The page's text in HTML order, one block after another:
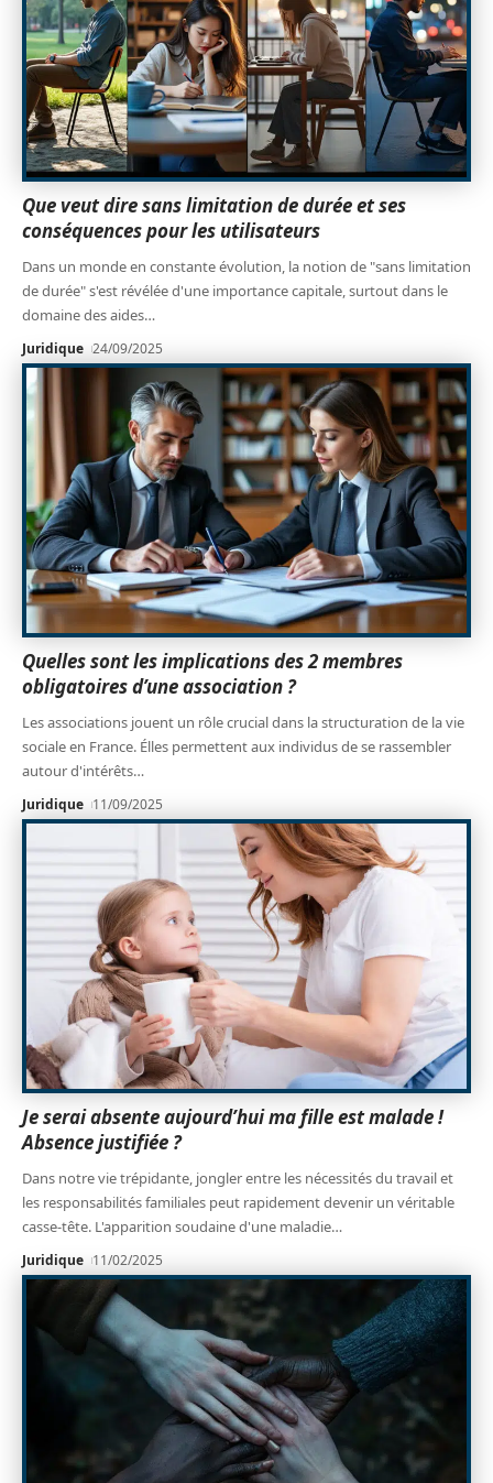
Que veut dire sans limitation de durée et ses
conséquences pour les utilisateurs
Dans un monde en constante évolution, la notion de "sans limitation
de durée" s'est révélée d'une importance capitale, surtout dans le
domaine des aides…
Juridique 24/09/2025
Quelles sont les implications des 2 membres
obligatoires d’une association ?
Les associations jouent un rôle crucial dans la structuration de la vie
sociale en France. Élles permettent aux individus de se rassembler
autour d'intérêts…
Juridique 11/09/2025
Je serai absente aujourd’hui ma fille est malade !
Absence justifiée ?
Dans notre vie trépidante, jongler entre les nécessités du travail et
les responsabilités familiales peut rapidement devenir un véritable
casse-tête. L'apparition soudaine d'une maladie…
Juridique 11/02/2025